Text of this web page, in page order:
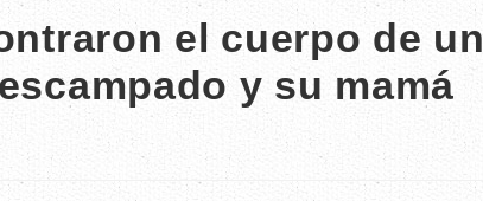
el cuerpo de un
y su mamá